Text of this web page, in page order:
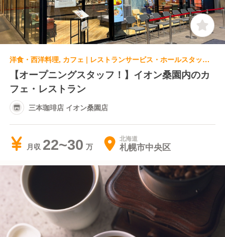
洋食・西洋料理, カフェ | レストランサービス・ホールスタッフ | 三本珈琲店 イオン桑園店
【オープニングスタッフ！】イオン桑園内のカ
フェ・レストラン
三本珈琲店 イオン桑園店
月収 22~30 北海道
札幌市中央区